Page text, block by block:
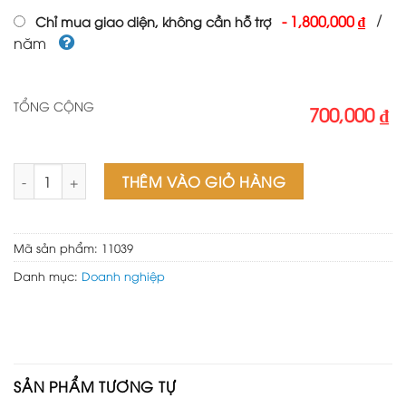
Chỉ mua giao diện, không cần hỗ trợ -1,800,000 ₫ /
năm
TỔNG CỘNG 700,000 ₫
Theme wordpress sinh trắc vân tay số lượng
THÊM VÀO GIỎ HÀNG
Mã sản phẩm: 11039
Danh mục: Doanh nghiệp
SẢN PHẨM TƯƠNG TỰ